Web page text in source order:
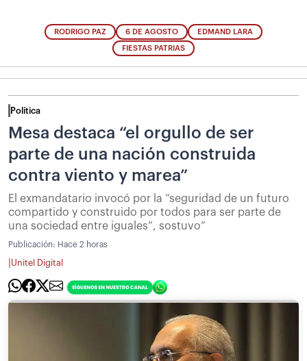
RODRIGO PAZ 6 DE AGOSTO EDMAND LARA
FIESTAS PATRIAS
Política
Mesa destaca “el orgullo de ser
parte de una nación construida
contra viento y marea”
El exmandatario invocó por la “seguridad de un futuro
compartido y construido por todos para ser parte de
una sociedad entre iguales”, sostuvo”
Publicación: Hace 2 horas
Unitel Digital